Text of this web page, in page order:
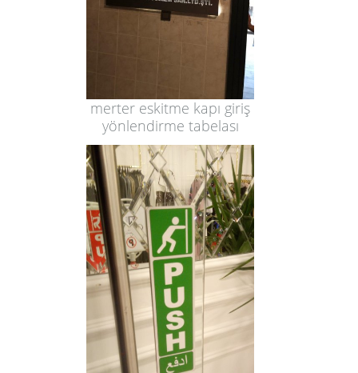
merter eskitme kapı giriş
yönlendirme tabelası